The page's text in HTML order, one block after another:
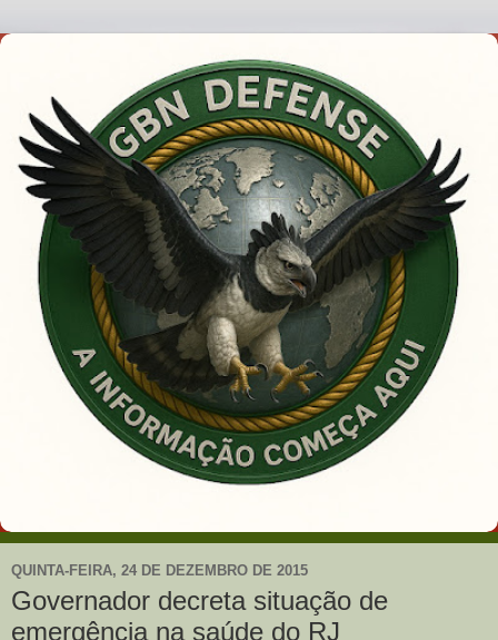
QUINTA-FEIRA, 24 DE DEZEMBRO DE 2015
Governador decreta situação de
emergência na saúde do RJ